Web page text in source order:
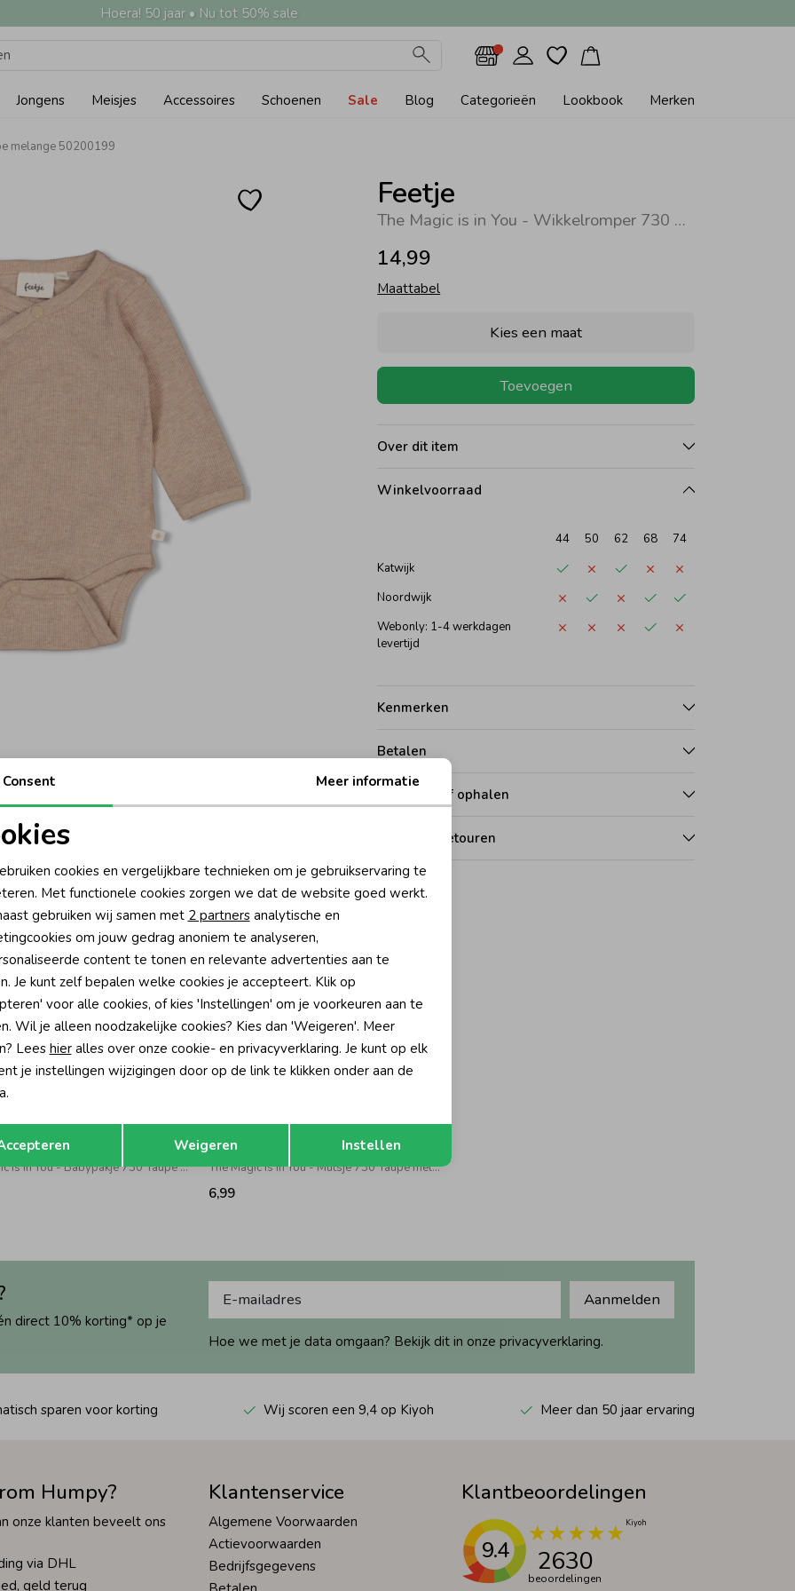
Hoera! 50 jaar • Nu tot 50% sale
Jongens Meisjes Accessoires Schoenen Sale Blog Categorieën Lookbook Merken
melange 50200199
Feetje
The Magic is in You - Wikkelromper 730 Taupe melange
14,99
Maattabel
Kies een maat
Toevoegen
Over dit item
Winkelvoorraad
44 50 62 68
74
Katwijk
Noordwijk
Webonly: 1-4 werkdagen
levertijd
Kenmerken
Betalen
Bezorgen of ophalen
Ruilen en retouren
The Magic is in You - Babypakje 730 Taupe melange
Feetje
The Magic is in You - Mutsje 730 Taupe melange
6,99
direct 10% korting* op je
Aanmelden
Hoe we met je data omgaan? Bekijk dit in onze privacyverklaring.
sparen voor korting Wij scoren een 9,4 op Kiyoh Meer dan 50 jaar ervaring
Humpy?
onze klanten beveelt ons
via DHL
geld terug
Klantenservice
Algemene Voorwaarden
Actievoorwaarden
Bedrijfsgegevens
Klantbeoordelingen
9.4 2630
beoordelingen
cookies
cookies Marketing cookies
Opslaan
Consent Meer informatie
cookies en vergelijkbare technieken om je gebruikservaring te
Met functionele cookies zorgen we dat de website goed werkt.
gebruiken wij samen met 2 partnersanalytische en
om jouw gedrag anoniem te analyseren,
content te tonen en relevante advertenties aan te
Je kunt zelf bepalen welke cookies je accepteert. Klik op
voor alle cookies, of kies 'Instellingen' om je voorkeuren aan te
Wil je alleen noodzakelijke cookies? Kies dan 'Weigeren'. Meer
Lees hieralles over onze cookie- en privacyverklaring. Je kunt op elk
je instellingen wijzigingen door op de link te klikken onder aan de
Weigeren Instellen